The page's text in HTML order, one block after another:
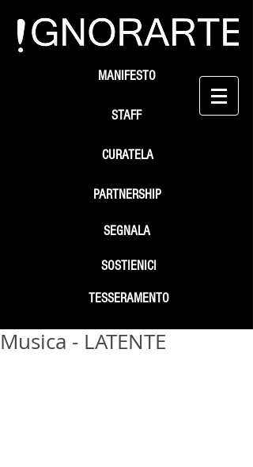
STAFF
SEGNALA
SOSTIENICI
MANIFESTO
PARTNERSHIP
TESSERAMENTO
CURATELA
Musica - LATENTE